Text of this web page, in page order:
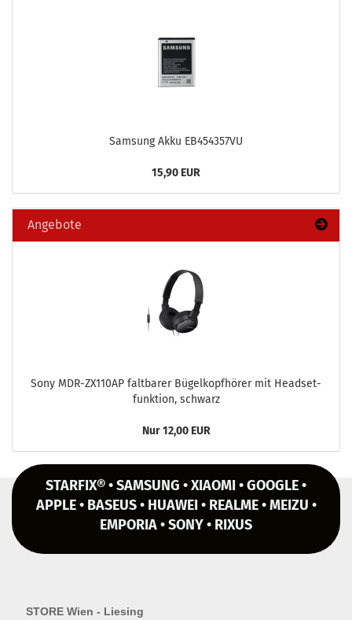
Sam­sung Akku EB454357VU
15,90 EUR
Angebote
Sony MDR-​ZX110AP falt­ba­rer Bü­gel­kopf­hö­rer mit Head­set­
funk­ti­on, schwarz
Nur 12,00 EUR
STARFIX® • SAMSUNG • XIAOMI • GOOGLE •
APPLE • BASEUS • HUAWEI • REALME • MEIZU •
EMPORIA • SONY • RIXUS
STORE Wien - Liesing